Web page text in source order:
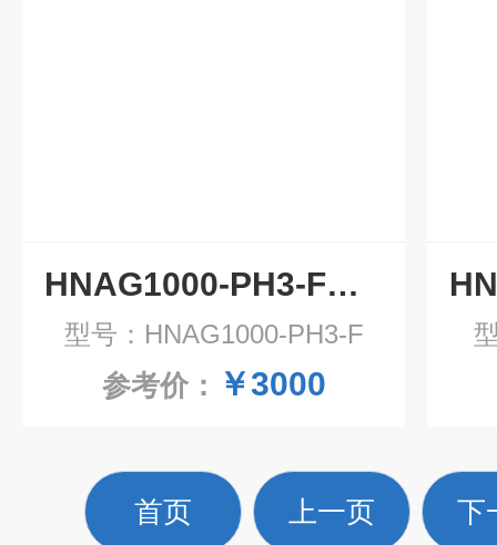
HNAG1000-PH3-F磷化氢气体固定检测仪
型号：HNAG1000-PH3-F
参考价： ￥3000
首页 上一页 下